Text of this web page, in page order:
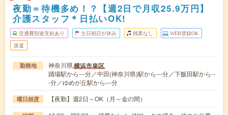
夜勤＝待機多め！？【週2日で月収25.9万円】
介護スタッフ＊日払いOK!
交通費別途支給あり 土日祝日が休み 残業なし WEB登録OK
派遣
勤務地 神奈川県横浜市泉区
踊場駅から---分／中田(神奈川県)駅から---分／下飯田駅から--
-分／ゆめが丘駅から---分
曜日頻度 【夜勤】週2日～OK（月～金の間）